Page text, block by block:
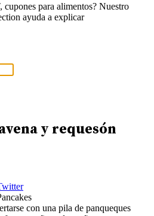
cupones para alimentos? Nuestro
ayuda a explicar
y requesón
con una pila de panqueques